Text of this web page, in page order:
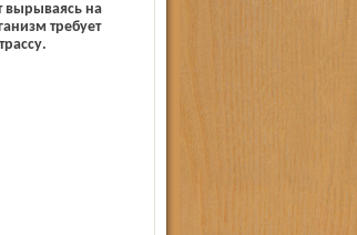
вырываясь на
требует